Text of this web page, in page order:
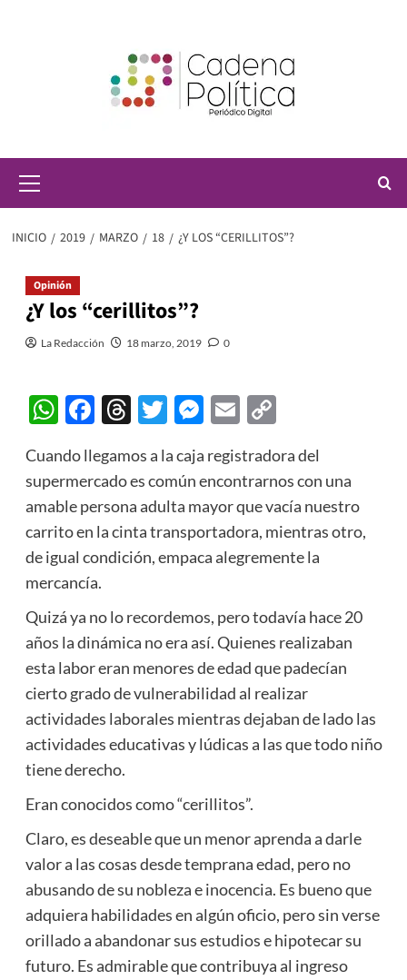
principal
INICIO 2019 MARZO 18 ¿Y LOS “CERILLITOS”?
Opinión
¿Y los “cerillitos”?
La Redacción 18 marzo, 2019 0
WhatsApp
Facebook
Threads
Twitter
Messenger
EmailCopy
Cuando llegamos a la caja registradora del
supermercado es común encontrarnos con una
amable persona adulta mayor que vacía nuestro
carrito en la cinta transportadora, mientras otro,
de igual condición, empaca alegremente la
mercancía.
Quizá ya no lo recordemos, pero todavía hace 20
años la dinámica no era así. Quienes realizaban
esta labor eran menores de edad que padecían
cierto grado de vulnerabilidad al realizar
actividades laborales mientras dejaban de lado las
actividades educativas y lúdicas a las que todo niño
tiene derecho.
Eran conocidos como “cerillitos”.
Claro, es deseable que un menor aprenda a darle
valor a las cosas desde temprana edad, pero no
abusando de su nobleza e inocencia. Es bueno que
adquiera habilidades en algún oficio, pero sin verse
orillado a abandonar sus estudios e hipotecar su
futuro. Es admirable que contribuya al ingreso